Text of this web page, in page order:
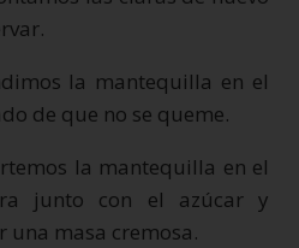
la mantequilla en el
de que no se queme.
la mantequilla en el
junto con el azúcar y
una masa cremosa.